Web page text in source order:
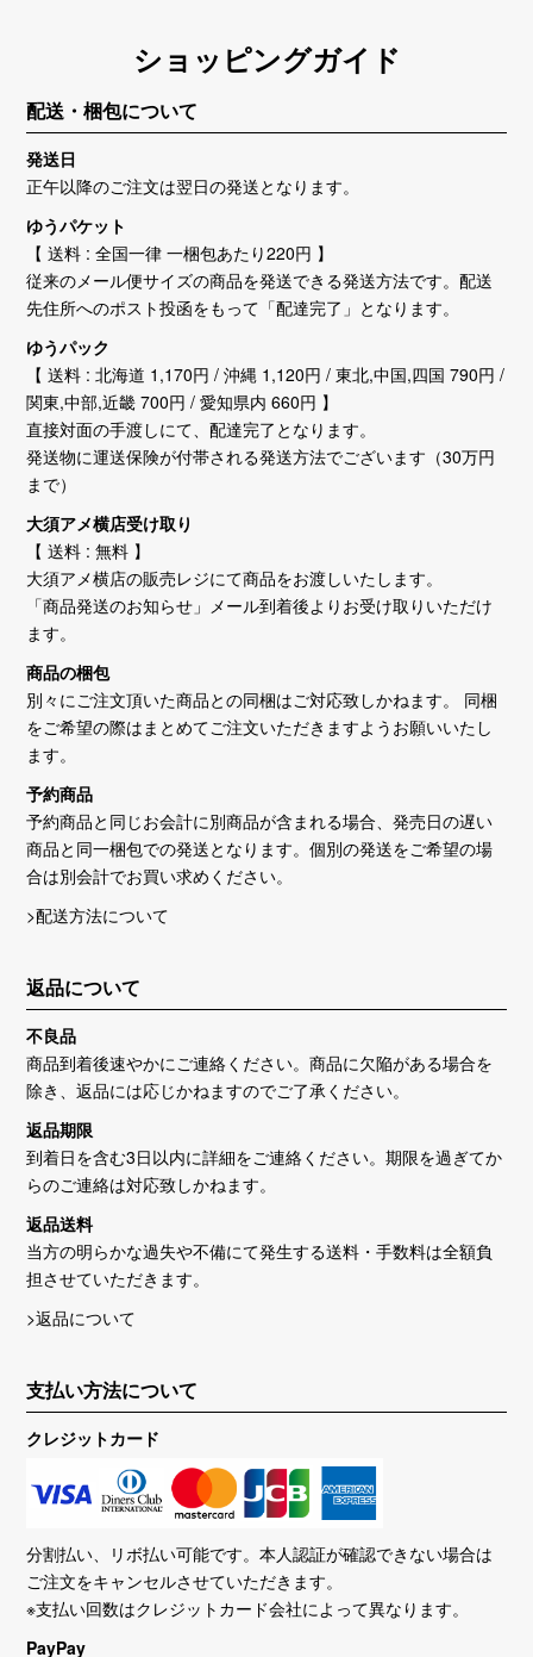
決済方法に後払い決済サービス『atone』が加わりました
2025/10/01
大須アメ横店がテレビ取材を受けました！
2025/08/30
9/2(火)は[大須アメ横店]ビル休館日の為【大須アメ横受け
取り】をご利用いただけません。ご理解のほどよろしくお
願い申し上げます。
2025/08/25
名古屋/大須エリア アルバイトスタッフ募集中！
2025/08/20
本日のブロパ更新につきまして
2025/07/22
海外販売代行サービス【ZenMarket】がご利用いただける
ようになりました。(※新品商品は対象外とさせていただき
ます)
2025/07/07
しました！ご応募はコチラから
2025/06/21
【Xross Stars】のお取り扱いが決定！新品商品のご予約は
コチラから
2025/06/01
6/3(火)につきまして[大須アメ横店]ビル休館日の為【大須
アメ横受け取り】をご利用いただけません。6/4以降の受
け取りとなります。
ゴールデンウィーク限定販売ページを公開しました。5月1
日正午より商品追加！お見逃しなく！！
2025/04/12
FUDAカードスリーブの取り扱いを開始しました！
2025/03/31
デュエル・マスターズ シングルカードの取り扱いを開始
しました！
2/4[大須アメ横店]ビル休館日の為【大須アメ横受け取り】
をご利用いただけません。2/5以降の受け取りとなりま
す。
ショッピングガイド
配送・梱包について
発送日
正午以降のご注文は翌日の発送となります。
ゆうパケット
【 送料 : 全国一律 一梱包あたり220円 】
従来のメール便サイズの商品を発送できる発送方法です。配送
先住所へのポスト投函をもって「配達完了」となります。
ゆうパック
【 送料 : 北海道 1,170円 / 沖縄 1,120円 / 東北,中国,四国 790円 /
関東,中部,近畿 700円 / 愛知県内 660円 】
直接対面の手渡しにて、配達完了となります。
発送物に運送保険が付帯される発送方法でございます（30万円
まで）
大須アメ横店受け取り
【 送料 : 無料 】
大須アメ横店の販売レジにて商品をお渡しいたします。
「商品発送のお知らせ」メール到着後よりお受け取りいただけ
ます。
商品の梱包
別々にご注文頂いた商品との同梱はご対応致しかねます。 同梱
をご希望の際はまとめてご注文いただきますようお願いいたし
ます。
予約商品
予約商品と同じお会計に別商品が含まれる場合、発売日の遅い
商品と同一梱包での発送となります。個別の発送をご希望の場
合は別会計でお買い求めください。
>配送方法について
返品について
不良品
商品到着後速やかにご連絡ください。商品に欠陥がある場合を
除き、返品には応じかねますのでご了承ください。
返品期限
到着日を含む3日以内に詳細をご連絡ください。期限を過ぎてか
らのご連絡は対応致しかねます。
返品送料
当方の明らかな過失や不備にて発生する送料・手数料は全額負
担させていただきます。
>返品について
支払い方法について
クレジットカード
分割払い、リボ払い可能です。本人認証が確認できない場合は
ご注文をキャンセルさせていただきます。
※支払い回数はクレジットカード会社によって異なります。
PayPay